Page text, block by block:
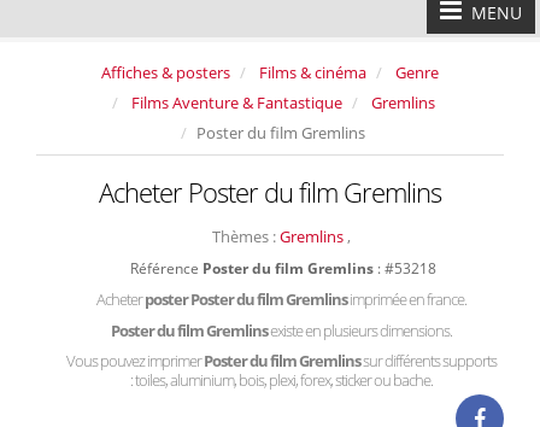
MENU
Affiches & posters Films & cinéma
Genre
Films Aventure & Fantastique
Gremlins
Poster du film Gremlins
Acheter Poster du film Gremlins
Thèmes :Gremlins,
Référence Poster du film Gremlins : #53218
Acheterposter Poster du film Gremlinsimprimée en france.
Poster du film Gremlinsexiste en plusieurs dimensions.
Vous pouvez imprimerPoster du film Gremlinssur différents supports
: toiles, aluminium, bois, plexi, forex, sticker ou bache.